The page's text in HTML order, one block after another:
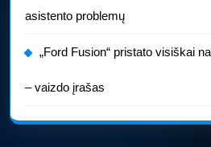
asistento problemų
„Ford Fusion“ pristato visiškai
– vaizdo įrašas